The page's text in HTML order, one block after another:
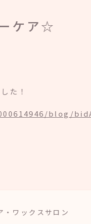
ケア☆
た！
blog/
ワックスサロン